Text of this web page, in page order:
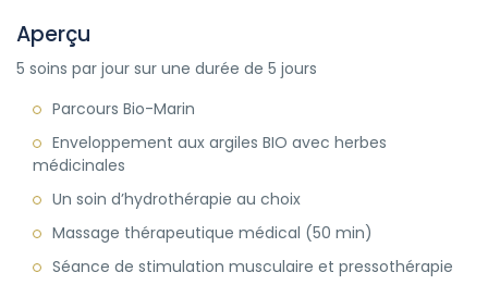
Aperçu
5 soins par jour sur une durée de 5 jours
Parcours Bio-Marin
Enveloppement aux argiles BIO avec herbes
médicinales
Un soin d’hydrothérapie au choix
Massage thérapeutique médical (50 min)
Séance de stimulation musculaire et pressothérapie